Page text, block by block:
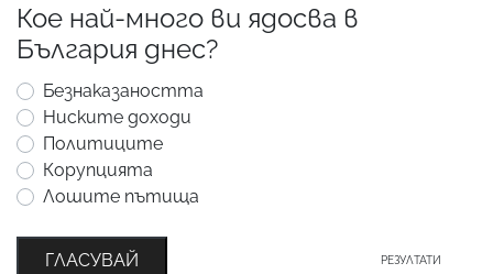
Кое най-много ви ядосва в
България днес?
Безнаказаността
Ниските доходи
Политиците
Корупцията
Лошите пътища
ГЛАСУВАЙ РЕЗУЛТАТИ